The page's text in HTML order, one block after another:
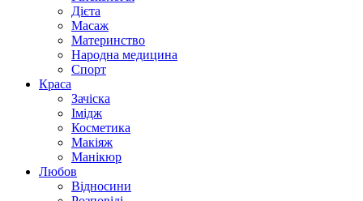
Дієта
Масаж
Материнство
Народна медицина
Спорт
Краса
Зачіска
Імідж
Косметика
Макіяж
Манікюр
Любов
Відносини